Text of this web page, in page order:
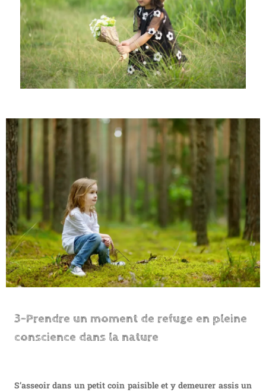
3-Prendre un moment de refuge en pleine
conscience dans la nature
S’asseoir dans un petit coin paisible et y demeurer assis un